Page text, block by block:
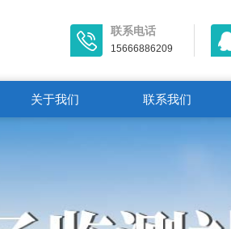
联系电话
15666886209
关于我们 联系我们